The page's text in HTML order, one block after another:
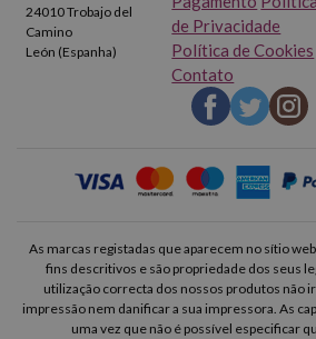
24010 Trobajo del
Camino
León (Espanha)
de Privacidade
Política de Cookies
Contato
As marcas registadas que aparecem no sítio
fins descritivos e são propriedade dos seus
utilização correcta dos nossos produtos não
impressão nem danificar a sua impressora. As
uma vez que não é possível especificar